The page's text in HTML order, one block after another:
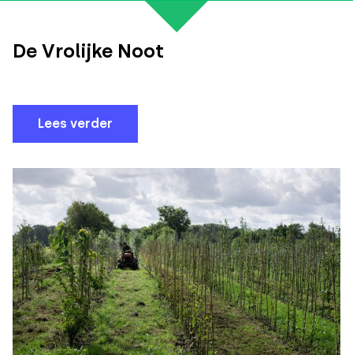
De Vrolijke Noot
Lees verder